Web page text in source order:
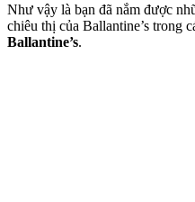
Như vậy là bạn đã nắm được
chiêu thị của Ballantine’s trong
Ballantine’s.